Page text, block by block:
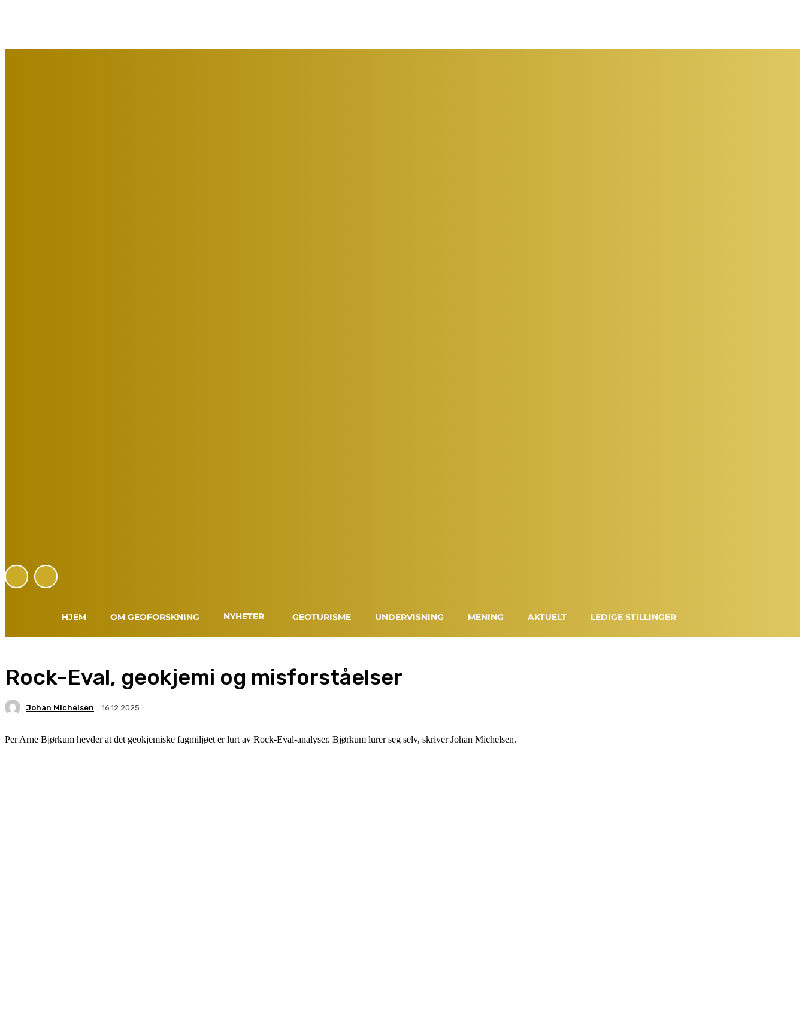
HJEM OM GEOFORSKNING NYHETER GEOTURISME UNDERVISNING MENING AKTUELT LEDIGE STILLINGER
Rock-Eval, geokjemi og misforståelser
Johan Michelsen 16.12.2025
Per Arne Bjørkum hevder at det geokjemiske fagmiljøet er lurt av Rock-Eval-analyser. Bjørkum lurer seg selv, skriver Johan Michelsen.